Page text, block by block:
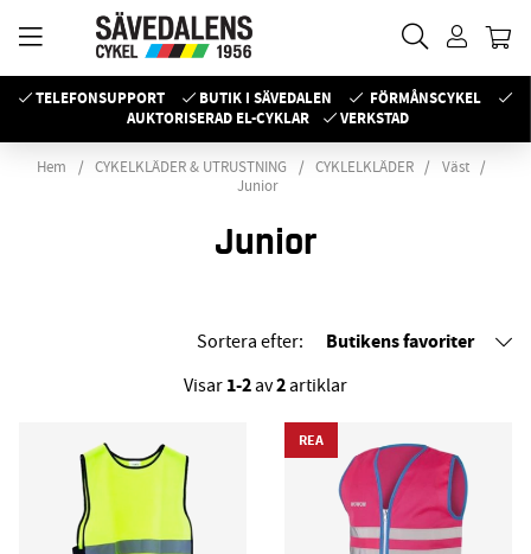
TELEFONSUPPORT BUTIK I SÄVEDALEN
FÖRMÅNSCYKEL
AUKTORISERAD EL-CYKLAR
VERKSTAD
Hem CYKELKLÄDER & UTRUSTNING CYKLELKLÄDER
Väst
Junior
Junior
Sortera efter: Butikens favoriter
Visar 1-2av2artiklar
REA